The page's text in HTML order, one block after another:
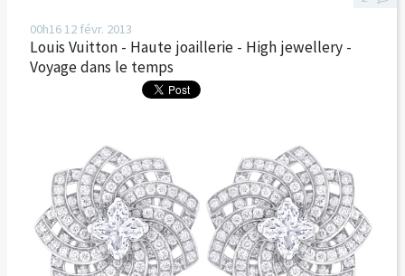
00h1612 févr. 2013
Louis Vuitton - Haute joaillerie - High jewellery -
Voyage dans le temps